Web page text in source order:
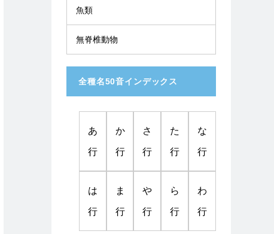
魚類
無脊椎動物
全種名50音インデックス
あ
行
か
行
さ
行
た
行
な
行
は
行
ま
行
や
行
ら
行
わ
行